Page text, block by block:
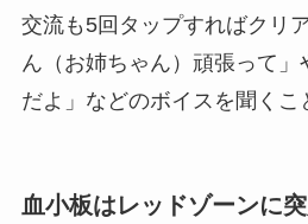
交流も5回タップすればクリ
ん（お姉ちゃん）頑張って」
だよ」などのボイスを聞くこ
血小板はレッドゾーンに